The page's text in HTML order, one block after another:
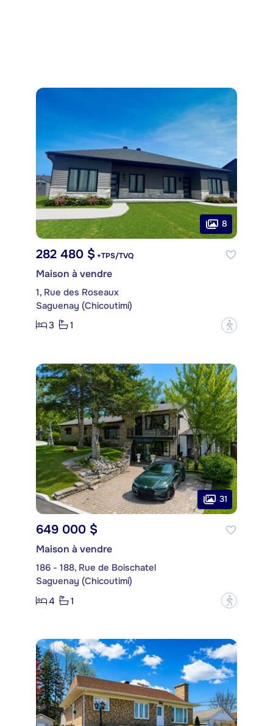
8
282 480 $ +TPS/TVQ
Maison à vendre
1, Rue des Roseaux
Saguenay (Chicoutimi)
3
1 ?
31
649 000 $
Maison à vendre
186 - 188, Rue de Boischatel
Saguenay (Chicoutimi)
4
1 ?